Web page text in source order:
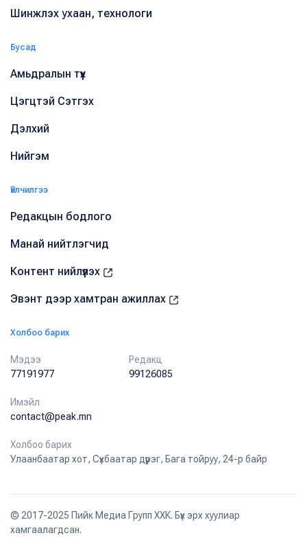
Шинжлэх ухаан, технологи
Бусад
Амьдралын түүх
Цэгцтэй Сэтгэх
Дэлхий
Нийгэм
Үйлчилгээ
Редакцын бодлого
Манай нийтлэгчид
Контент нийлүүлэх
Эвэнт дээр хамтран ажиллах
Холбоо барих
Мэдээ
77191977
Редакц
99126085
Имэйл
contact@peak.mn
Холбоо барих
Улаанбаатар хот, Сүхбаатар дүүрэг, Бага тойруу, 24-р байр
© 2017-2025 Пийк Медиа Групп ХХК. Бүх эрх хуулиар
хамгаалагдсан.